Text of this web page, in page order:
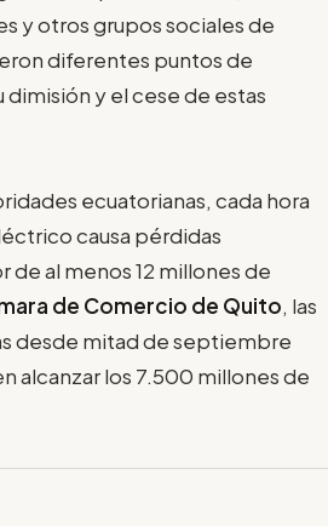
y otros grupos sociales de
diferentes puntos de
dimisión y el cese de estas
ecuatorianas, cada hora
causa pérdidas
de al menos 12 millones de
de Comercio de Quito, las
desde mitad de septiembre
alcanzar los 7.500 millones de